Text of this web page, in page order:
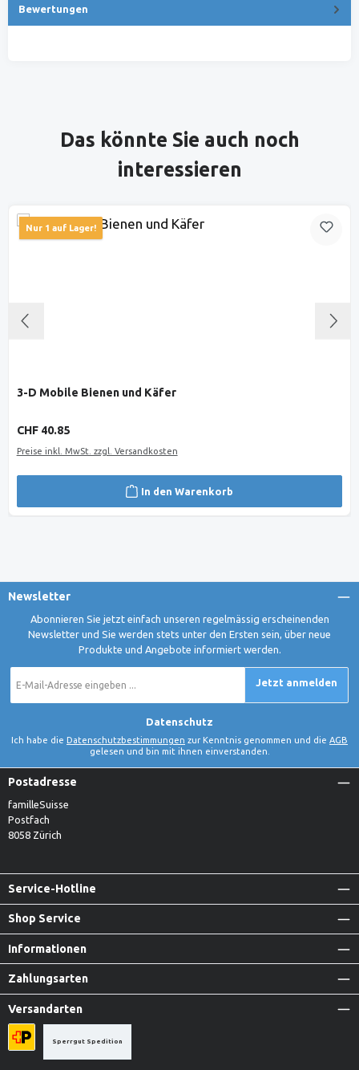
Bewertungen
Produktgalerie überspringen
Das könnte Sie auch noch
interessieren
Nur 1 auf Lager!
3-D Mobile Bienen und Käfer
Regulärer Preis:
CHF 40.85
Preise inkl. MwSt. zzgl. Versandkosten
In den Warenkorb
Newsletter
Abonnieren Sie jetzt einfach unseren regelmässig erscheinenden
Newsletter und Sie werden stets unter den Ersten sein, über neue
Produkte und Angebote informiert werden.
Mail-
Jetzt anmelden
Datenschutz
Ich habe die Datenschutzbestimmungen zur Kenntnis genommen und die AGB
gelesen und bin mit ihnen einverstanden.
Postadresse
familleSuisse
Postfach
8058 Zürich
Service-Hotline
Shop Service
Informationen
Zahlungsarten
Versandarten
Priority A-Post
Sperrgut Spedition